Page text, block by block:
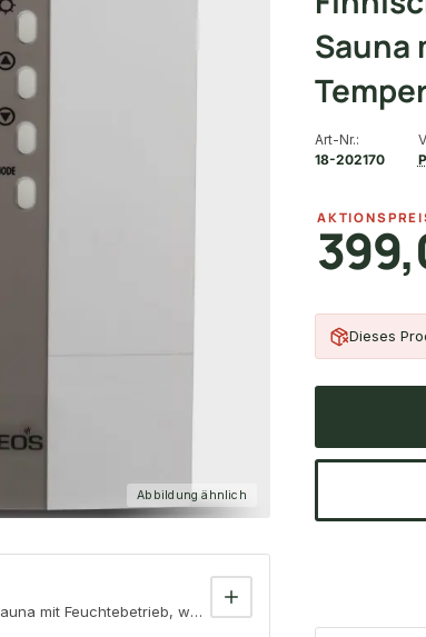
Abbildung ähnlich
mit Feuchtebetrieb, weiß, inkl. Temperaturfühler
Sauna
Art-Nr.:
18-202170
Dieses